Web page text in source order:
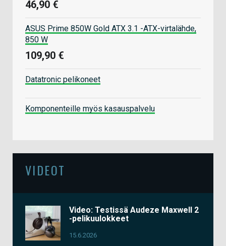
46,90 €
ASUS Prime 850W Gold ATX 3.1 -ATX-virtalähde,
850 W
109,90 €
Datatronic pelikoneet
Komponenteille myös kasauspalvelu
VIDEOT
Video: Testissä Audeze Maxwell 2
-pelikuulokkeet
15.6.2026